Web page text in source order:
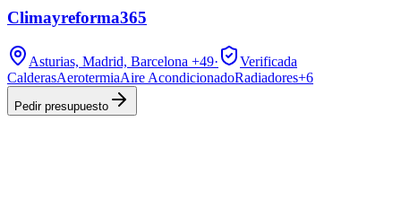
Climayreforma365
Asturias, Madrid, Barcelona +49·
Verificada
CalderasAerotermiaAire AcondicionadoRadiadores+6
Pedir presupuesto